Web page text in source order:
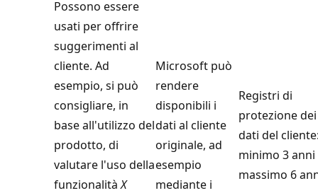
Possono essere
usati per offrire
suggerimenti al
cliente. Ad
esempio, si può
consigliare, in
base all'utilizzo del
prodotto, di
valutare l'uso della
funzionalitàX
Microsoft può
rendere
disponibili i
dati al cliente
originale, ad
esempio
mediante i
Registri di
protezione dei
dati del
minimo 3 anni
massimo 6